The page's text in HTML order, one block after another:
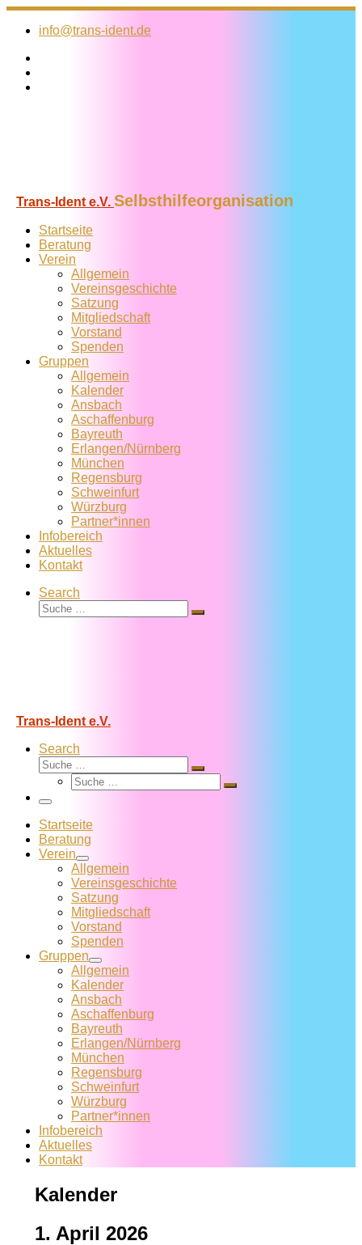
Zum
Inhalt
info@trans-ident.de
Trans-Ident e.V. Selbsthilfeorganisation
Startseite
Beratung
Verein
Allgemein
Vereins­geschichte
Satzung
Mitglied­schaft
Vorstand
Spenden
Gruppen
Allgemein
Kalender
Ansbach
Aschaffenburg
Bayreuth
Erlangen/Nürnberg
München
Regensburg
Schweinfurt
Würzburg
Partner*innen
Infobereich
Aktuelles
Kontakt
Search
Suche
Suche
Trans-Ident e.V.
Search
Suche
Suche
Suche
Suche
Menü
Startseite
Beratung
Verein
Allgemein
Vereins­geschichte
Satzung
Mitglied­schaft
Vorstand
Spenden
Gruppen
Allgemein
Kalender
Ansbach
Aschaffenburg
Bayreuth
Erlangen/Nürnberg
München
Regensburg
Schweinfurt
Würzburg
Partner*innen
Infobereich
Aktuelles
Kontakt
Kalender
1. April 2026